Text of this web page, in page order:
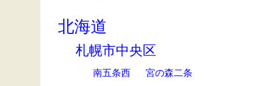
北海道
札幌市中央区
南五条西 宮の森二条